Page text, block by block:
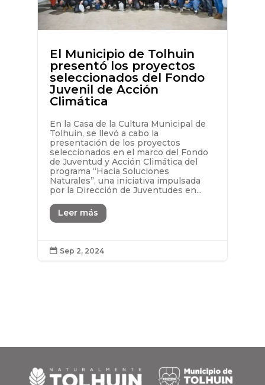
El Municipio de Tolhuin
presentó los proyectos
seleccionados del Fondo
Juvenil de Acción
Climática
En la Casa de la Cultura Municipal de
Tolhuin, se llevó a cabo la
presentación de los proyectos
seleccionados en el marco del Fondo
de Juventud y Acción Climática del
programa “Hacia Soluciones
Naturales”, una iniciativa impulsada
por la Dirección de Juventudes en...
Leer más
 Sep 2, 2024